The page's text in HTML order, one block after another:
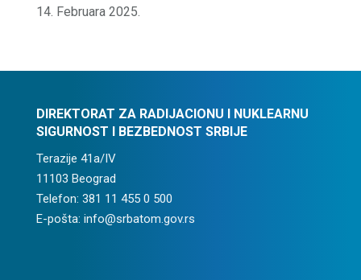
14. Februara 2025.
DIREKTORAT ZA RADIJACIONU I NUKLEARNU
SIGURNOST I BEZBEDNOST SRBIJE
Terazije 41a/IV
11103 Beograd
Telefon: 381 11 455 0 500
E-pošta: info@srbatom.gov.rs